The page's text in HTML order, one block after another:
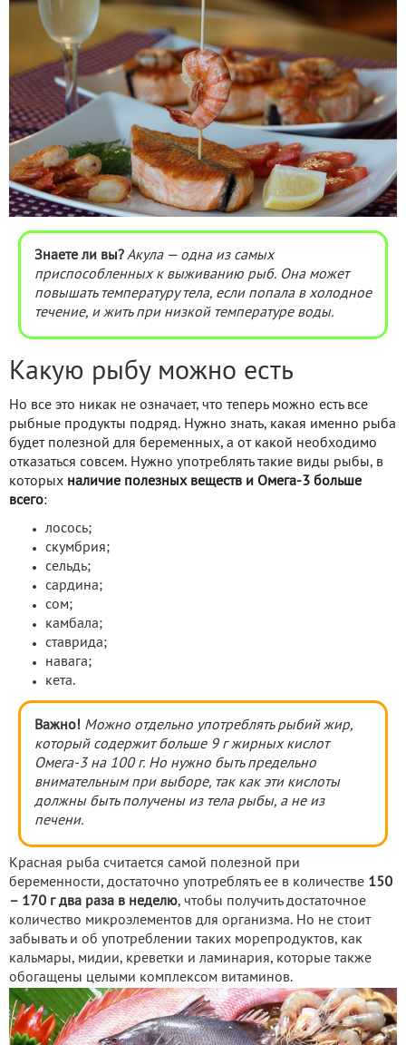
Знаете ли вы? Акула — одна из самых
приспособленных к выживанию рыб. Она может
повышать температуру тела, если попала в холодное
течение, и жить при низкой температуре воды.
Какую рыбу можно есть
Но все это никак не означает, что теперь можно есть все
рыбные продукты подряд. Нужно знать, какая именно рыба
будет полезной для беременных, а от какой необходимо
отказаться совсем. Нужно употреблять такие виды рыбы, в
которых наличие полезных веществ и Омега-3 больше
всего:
лосось;
скумбрия;
сельдь;
сардина;
сом;
камбала;
ставрида;
навага;
кета.
Важно! Можно отдельно употреблять рыбий жир,
который содержит больше 9 г жирных кислот
Омега-3 на 100 г. Но нужно быть предельно
внимательным при выборе, так как эти кислоты
должны быть получены из тела рыбы, а не из
печени.
Красная рыба считается самой полезной при
беременности, достаточно употреблять ее в количестве 150
– 170 г два раза в неделю, чтобы получить достаточное
количество микроэлементов для организма. Но не стоит
забывать и об употреблении таких морепродуктов, как
кальмары, мидии, креветки и ламинария, которые также
обогащены целыми комплексом витаминов.